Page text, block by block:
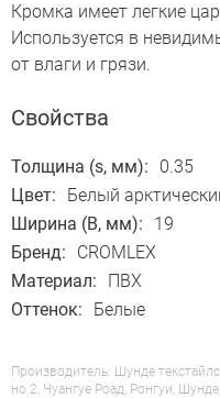
Кромка имеет легкие
Используется в
от влаги и грязи.
Свойства
Толщина (s, мм):
0.35
Цвет:
Белый
Ширина (B, мм):
19
Бренд:
CROMLEX
Материал:
ПВХ
Оттенок:
Белые
Производитель: Шунде
но.2, Чуангуе Роад, Ронгуи,